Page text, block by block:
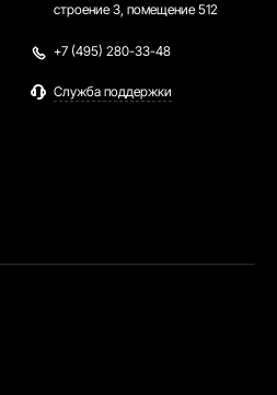
строение 3, помещение 512
+7 (495) 280-33-48
Служба поддержки